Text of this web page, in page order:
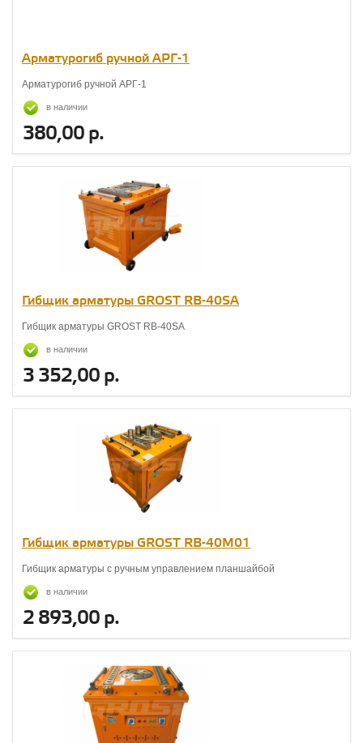
Арматурогиб ручной АРГ-1
Арматурогиб ручной АРГ-1
в наличии
380,00 р.
Гибщик арматуры GROST RB-40SA
Гибщик арматуры GROST RB-40SA
в наличии
3 352,00 р.
Гибщик арматуры GROST RB-40М01
Гибщик арматуры с ручным управлением планшайбой
в наличии
2 893,00 р.